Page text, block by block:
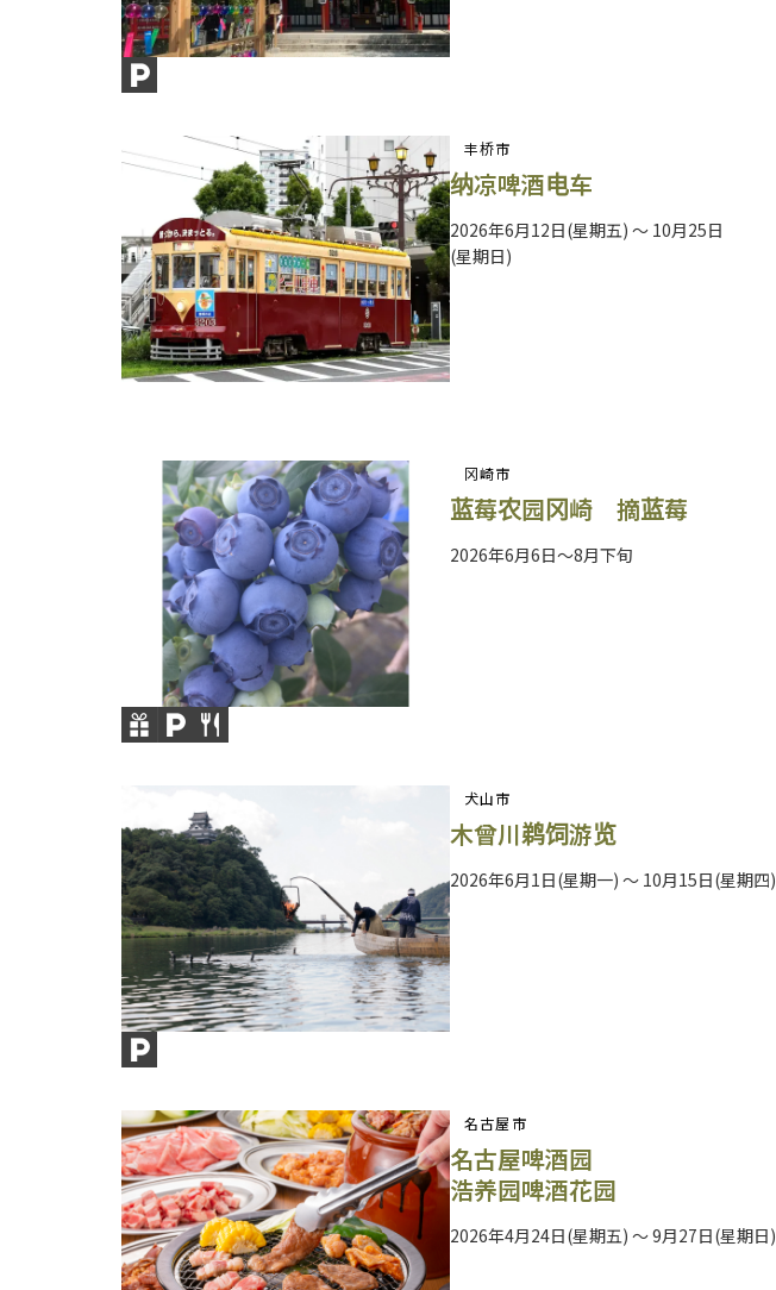
丰桥市
纳凉啤酒电车
2026年6月12日(星期五) ～ 10月25日
(星期日)
冈崎市
蓝莓农园冈崎 摘蓝莓
2026年6月6日～8月下旬
犬山市
木曾川鹈饲游览
2026年6月1日(星期一) ～ 10月15日(星期四)
名古屋市
名古屋啤酒园
浩养园啤酒花园
2026年4月24日(星期五) ～ 9月27日(星期日)